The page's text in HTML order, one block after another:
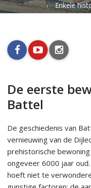
Enkele
De eerste
Battel
De geschiedenis van
vernieuwing van de
prehistorische
ongeveer 6000 jaar
hoeft niet te